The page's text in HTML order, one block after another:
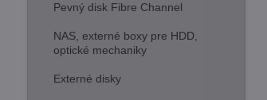
Pevný disk Fibre Channel
NAS, externé boxy pre HDD,
optické mechaniky
Externé disky